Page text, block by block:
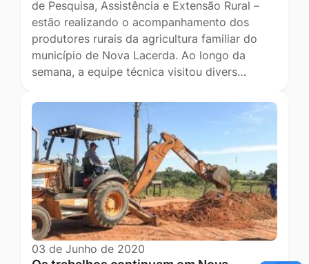
de Pesquisa, Assistência e Extensão Rural –
estão realizando o acompanhamento dos
produtores rurais da agricultura familiar do
município de Nova Lacerda. Ao longo da
semana, a equipe técnica visitou divers…
03 de Junho de 2020